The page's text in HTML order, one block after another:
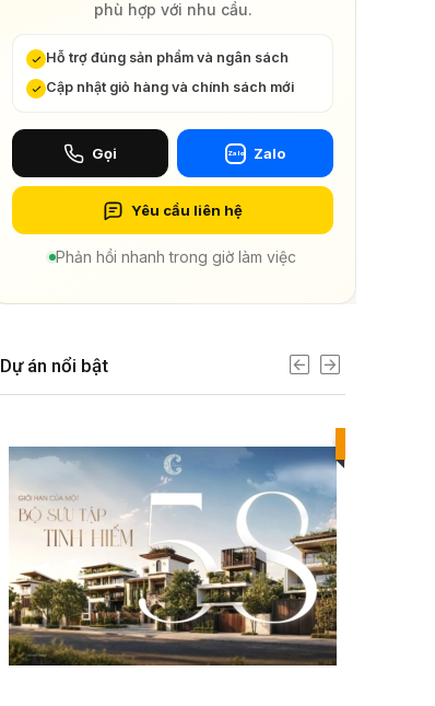
phù hợp với nhu cầu.
Hỗ trợ đúng sản phẩm và ngân sách
Cập nhật giỏ hàng và chính sách mới
Gọi Zalo Zalo
Yêu cầu liên hệ
Phản hồi nhanh trong giờ làm việc
Dự án nổi bật